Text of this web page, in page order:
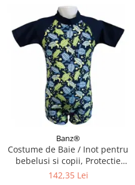
Banz®
Costume de Baie / Inot pentru
bebelusi si copii, Protectie
Soare UPF50+, Turttle, Diverse
142,35 Lei